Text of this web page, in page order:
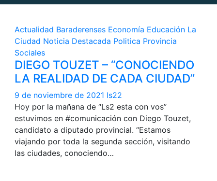
Actualidad Baraderenses Economía Educación La
Ciudad Noticia Destacada Politica Provincia
Sociales
DIEGO TOUZET – “CONOCIENDO
LA REALIDAD DE CADA CIUDAD”
9 de noviembre de 2021 ls22
Hoy por la mañana de “Ls2 esta con vos”
estuvimos en #comunicación con Diego Touzet,
candidato a diputado provincial. “Estamos
viajando por toda la segunda sección, visitando
las ciudades, conociendo…